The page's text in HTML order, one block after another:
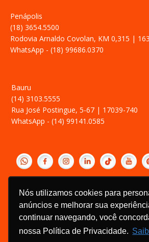
Nós utilizamos cookies para
anúncios e melhorar sua
continuar navegando, você
nossa Política de Privacidade.
Penápolis
(18) 3654.5500
Rodovia Arnaldo Covolan, KM 0,315 |
WhatsApp - (18) 99686.0370
Bauru
(14) 3103.5555
Rua José Postingue, 5-67 | 17039-740
WhatsApp - (14) 99141.0585
Relatório Transparência Salarial
Canal de Ética